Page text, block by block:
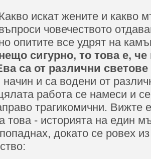
искат жените и какво
човечеството
опитите все удрят на
сигурно, то това е,
са от различни светове
начин и са водени от
работа се намеси и
трагикомични. Вижте
това - историята на един
докато се ровех